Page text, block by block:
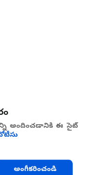
అందించడానికి ఈ సైట్
అంగీకరించండి